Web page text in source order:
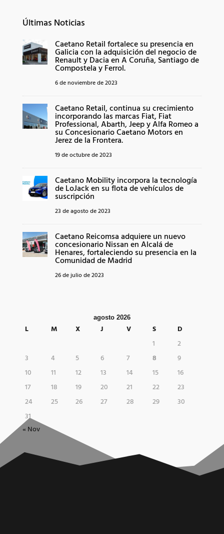
Últimas Noticias
Caetano Retail fortalece su presencia en
Galicia con la adquisición del negocio de
Renault y Dacia en A Coruña, Santiago de
Compostela y Ferrol.
6 de noviembre de 2023
Caetano Retail, continua su crecimiento
incorporando las marcas Fiat, Fiat
Professional, Abarth, Jeep y Alfa Romeo a
su Concesionario Caetano Motors en
Jerez de la Frontera.
19 de octubre de 2023
Caetano Mobility incorpora la tecnología
de LoJack en su flota de vehículos de
suscripción
23 de agosto de 2023
Caetano Reicomsa adquiere un nuevo
concesionario Nissan en Alcalá de
Henares, fortaleciendo su presencia en la
Comunidad de Madrid
26 de julio de 2023
agosto 2026
L M X J V S
D
1
2
3
4 5 6 7 8
9
10
11 12 13 14 15
16
17
18 19 20 21 22
23
24
25 26 27 28 29
30
31
« Nov